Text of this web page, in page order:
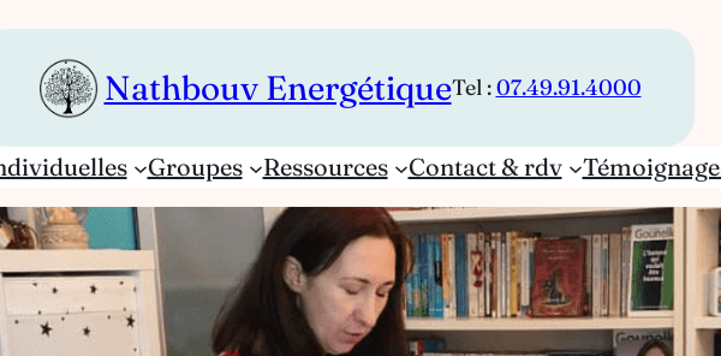
Nathbouv EnergétiqueTel :07.49.91.4000
Groupes Ressources Contact & rdv